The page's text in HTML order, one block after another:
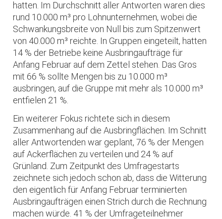
hatten. Im Durchschnitt aller Antworten waren dies
rund 10.000 m³ pro Lohnunternehmen, wobei die
Schwankungsbreite von Null bis zum Spitzenwert
von 40.000 m³ reichte. In Gruppen eingeteilt, hatten
14 % der Betriebe keine Ausbringaufträge für
Anfang Februar auf dem Zettel stehen. Das Gros
mit 66 % sollte Mengen bis zu 10.000 m³
ausbringen, auf die Gruppe mit mehr als 10.000 m³
entfielen 21 %.
Ein weiterer Fokus richtete sich in diesem
Zusammenhang auf die Ausbringflächen. Im Schnitt
aller Antwortenden war geplant, 76 % der Mengen
auf Ackerflächen zu verteilen und 24 % auf
Grünland. Zum Zeitpunkt des Umfragestarts
zeichnete sich jedoch schon ab, dass die Witterung
den eigentlich für Anfang Februar terminierten
Ausbringaufträgen einen Strich durch die Rechnung
machen würde. 41 % der Umfrageteilnehmer